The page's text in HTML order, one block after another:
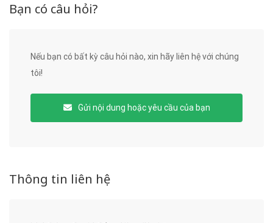
Bạn có câu hỏi?
Nếu bạn có bất kỳ câu hỏi nào, xin hãy liên hệ với chúng
tôi!
Gửi nội dung hoặc yêu cầu của bạn
Thông tin liên hệ